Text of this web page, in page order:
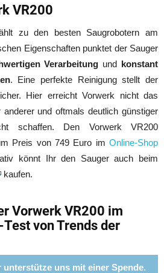
VR200
zu den besten Saugrobotern am
Eigenschaften punktet der Sauger
Verarbeitung und konstant
. Eine perfekte Reinigung stellt der
Hier erreicht Vorwerk nicht das
und oftmals deutlich günstiger
schaffen. Den Vorwerk VR200
Preis von 749 Euro im Online-Shop
könnt Ihr den Sauger auch beim
kaufen.
Vorwerk VR200 im
von Trends der
unterstütze uns mit einer Spende.